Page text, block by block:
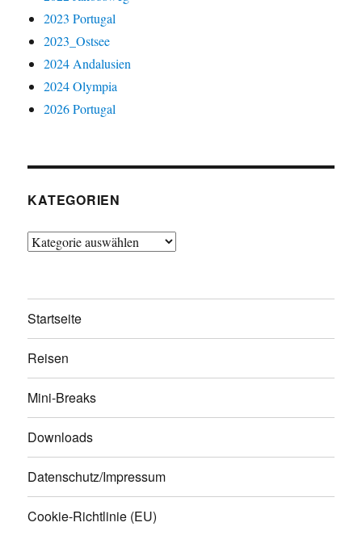
2023 Portugal
2023_Ostsee
2024 Andalusien
2024 Olympia
2026 Portugal
KATEGORIEN
Kategorien
Startseite
Reisen
Mini-Breaks
Downloads
Datenschutz/Impressum
Cookie-Richtlinie (EU)